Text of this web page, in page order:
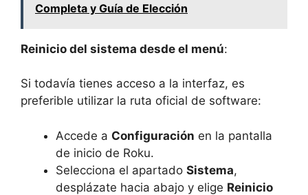
Completa y Guía de Elección
Reinicio del sistema desde el menú:
Si todavía tienes acceso a la interfaz, es
preferible utilizar la ruta oficial de software:
Accede a Configuración en la pantalla
de inicio de Roku.
Selecciona el apartado Sistema,
desplázate hacia abajo y elige Reinicio